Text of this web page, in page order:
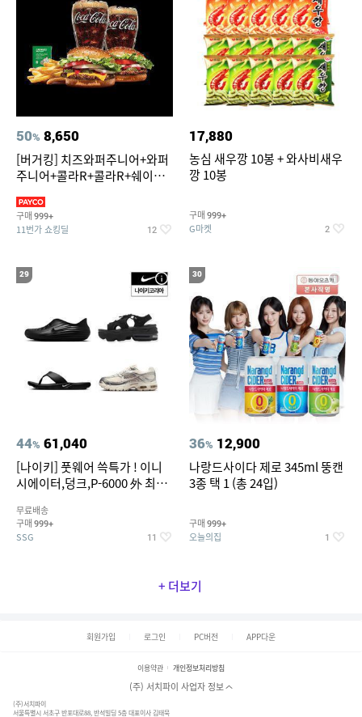
50% 8,650
[버거킹] 치즈와퍼주니어+와퍼
주니어+콜라R+콜라R+쉐이킹
구매 999+
11번가 쇼킹딜 12
17,880
농심 새우깡 10봉 + 와사비새우
깡 10봉
구매 999+
G마켓 2
29
44% 61,040
[나이키] 풋웨어 쓱특가 ! 이니
시에이터,덩크,P-6000 外 최대
무료배송
구매 999+
SSG 11
30
36% 12,900
나랑드사이다 제로 345ml 뚱캔
3종 택 1 (총 24입)
구매 999+
오늘의집 1
+ 더보기
회원가입 로그인 PC버전 APP다운
이용약관 개인정보처리방침
(주) 서치파이 사업자 정보
(주)서치파이
서울특별시 서초구 반포대로88, 반석빌딩 5층 대표이사 김태묵